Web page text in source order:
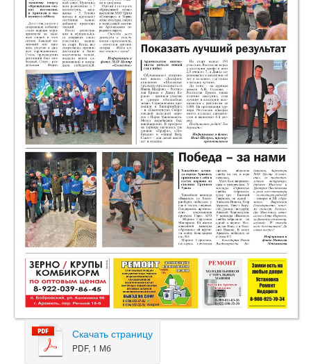
Скачать страницу
PDF, 1 Мб